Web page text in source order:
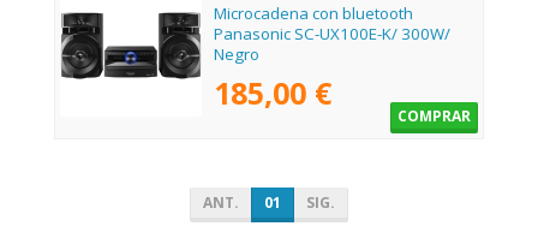
Microcadena con bluetooth
Panasonic SC-UX100E-K/ 300W/
Negro
185,00 €
COMPRAR
ANT. 01 SIG.